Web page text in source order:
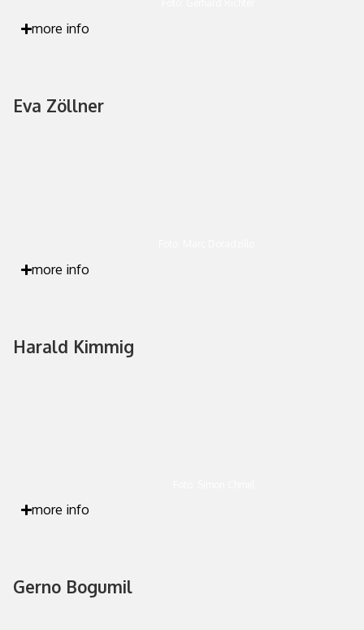
more info
Eva Zöllner
more info
Harald Kimmig
more info
Gerno Bogumil